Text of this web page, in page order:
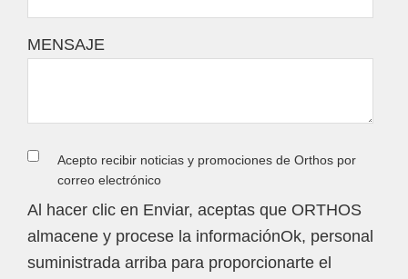
MENSAJE
Acepto recibir noticias y promociones de Orthos por
correo electrónico
Al hacer clic en Enviar, aceptas que ORTHOS
almacene y procese la informaciónOk, personal
suministrada arriba para proporcionarte el